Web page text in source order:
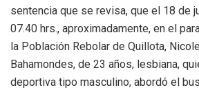
sentencia que se revisa, que el 18 de
07.40 hrs., aproximadamente, en el
la Población Rebolar de Quillota,
Bahamondes, de 23 años, lesbiana,
deportiva tipo masculino, abordó el